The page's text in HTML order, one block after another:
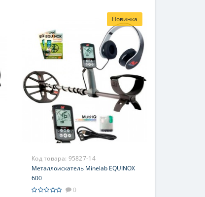
Новинка
Код товара: 95827-14
Металлоискатель Minelab EQUINOX
600
0